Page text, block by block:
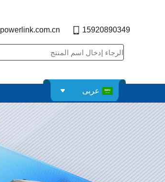
15920890349
عربى